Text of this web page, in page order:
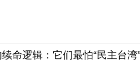
命逻辑：它们最怕“民主台湾